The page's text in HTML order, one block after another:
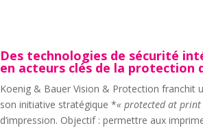
Des technologies de sécurité
en acteurs clés de la protection
Koenig & Bauer Vision & Protection franchit
son initiative stratégique *« protected at print
d’impression. Objectif : permettre aux